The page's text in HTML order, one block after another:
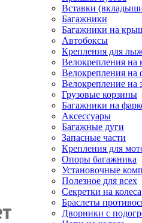
Вставки
Багажники
Багажники на
Автобоксы
Крепления для
Велокрепления
Велокрепления на
Велокрепление на
Грузовые корзины
Багажники на
Аксессуары
Багажные дуги
Запасные части
Крепления для
Опоры багажника
Установочные
Полезное для всех
Секретки на колеса
Браслеты
Дворники с